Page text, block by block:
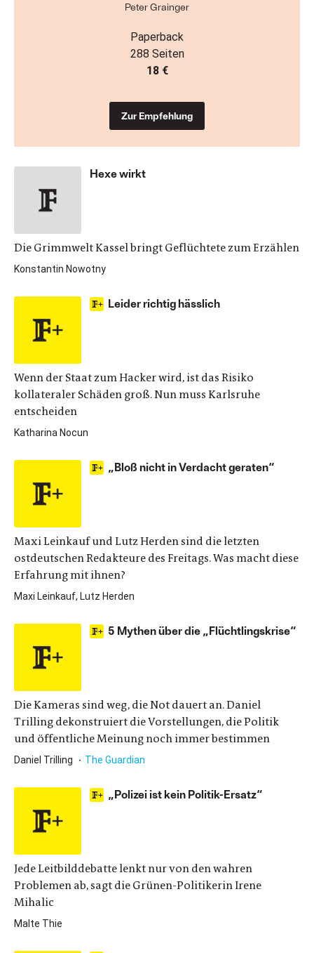
Hexe wirkt
Die Grimmwelt Kassel bringt Geflüchtete zum Erzählen
Konstantin Nowotny
Leider richtig hässlich
Wenn der Staat zum Hacker wird, ist das Risiko
kollateraler Schäden groß. Nun muss Karlsruhe
entscheiden
Katharina Nocun
„Bloß nicht in Verdacht geraten“
Maxi Leinkauf und Lutz Herden sind die letzten
ostdeutschen Redakteure des Freitags. Was macht diese
Erfahrung mit ihnen?
Maxi Leinkauf, Lutz Herden
5 Mythen über die „Flüchtlingskrise“
Die Kameras sind weg, die Not dauert an. Daniel
Trilling dekonstruiert die Vorstellungen, die Politik
und öffentliche Meinung noch immer bestimmen
Daniel Trilling The Guardian
„Polizei ist kein Politik-Ersatz“
Jede Leitbilddebatte lenkt nur von den wahren
Problemen ab, sagt die Grünen-Politikerin Irene
Mihalic
Malte Thie
Peter Grainger
Paperback
288 Seiten
18 €
Zur Empfehlung